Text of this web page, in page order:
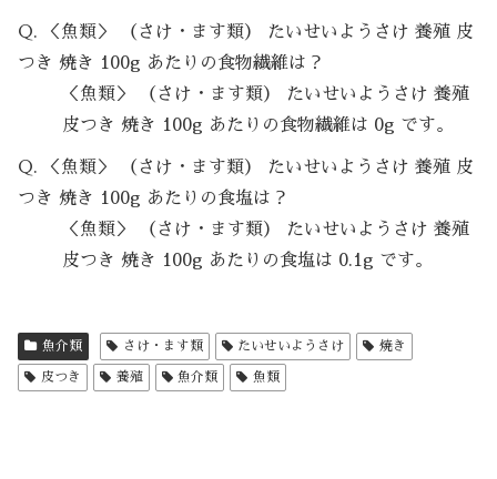
Q. ＜魚類＞ （さけ・ます類） たいせいようさけ 養殖 皮
つき 焼き 100g あたりの食物繊維は？
＜魚類＞ （さけ・ます類） たいせいようさけ 養殖
皮つき 焼き 100g あたりの食物繊維は 0g です。
Q. ＜魚類＞ （さけ・ます類） たいせいようさけ 養殖 皮
つき 焼き 100g あたりの食塩は？
＜魚類＞ （さけ・ます類） たいせいようさけ 養殖
皮つき 焼き 100g あたりの食塩は 0.1g です。
魚介類 さけ・ます類 たいせいようさけ 焼き
皮つき 養殖 魚介類 魚類